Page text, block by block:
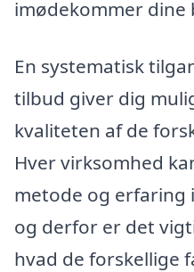
imødekommer dine
En systematisk
tilbud giver dig
kvaliteten af de
Hver virksomhed
metode og
og derfor er det
hvad de forskellige